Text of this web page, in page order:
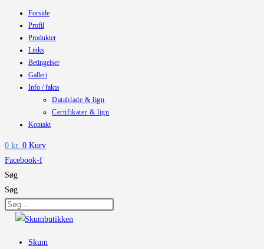
Forside
Profil
Produkter
Links
Betingelser
Galleri
Info / fakta
Datablade & lign
Certifikater & lign
Kontakt
0 kr. 0 Kurv
Facebook-f
Søg
Søg
Skum